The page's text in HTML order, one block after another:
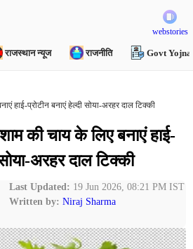
webstories
राजस्थान न्यूज राजनीति Govt Yojna
हाई-प्रोटीन बनाएं हेल्दी सोया-अरहर दाल टिक्की
की चाय के लिए बनाएं हाई-
अरहर दाल टिक्की
Last Updated: 19 Jun 2026, 08:21 PM IST
Written by: Niraj Sharma